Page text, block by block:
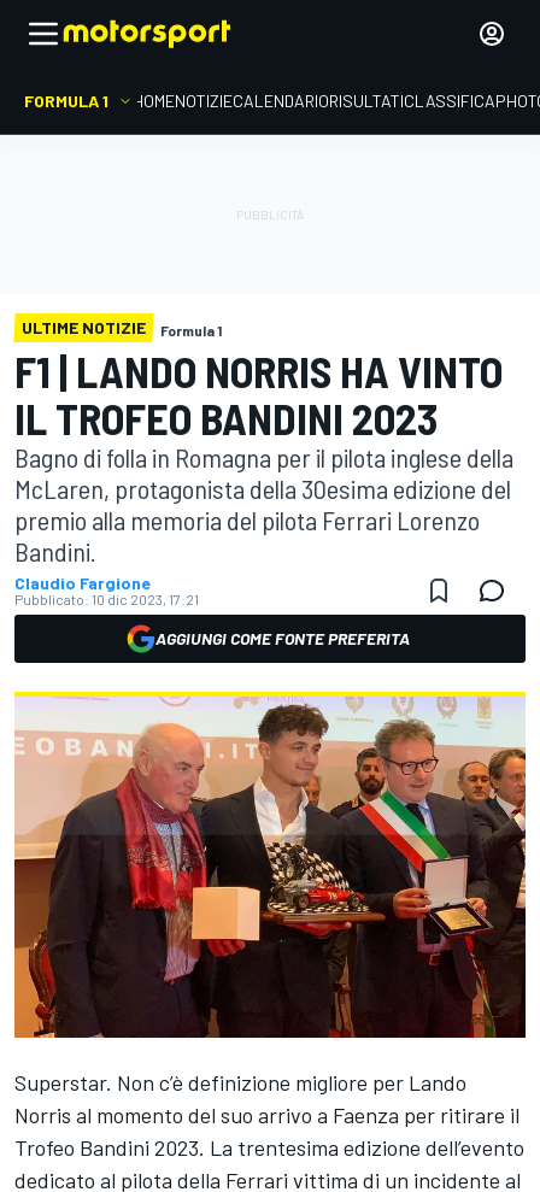
FORMULA 1 HOMENOTIZIECALENDARIORISULTATICLASSIFICA
ULTIME NOTIZIE Formula 1
F1 | LANDO NORRIS HA VINTO
IL TROFEO BANDINI 2023
Bagno di folla in Romagna per il pilota inglese della
McLaren, protagonista della 30esima edizione del
premio alla memoria del pilota Ferrari Lorenzo
Bandini.
Claudio Fargione
Pubblicato: 10 dic 2023, 17:21
AGGIUNGI COME FONTE PREFERITA
Superstar. Non c’è definizione migliore per Lando
Norris al momento del suo arrivo a Faenza per ritirare il
Trofeo Bandini 2023. La trentesima edizione dell’evento
dedicato al pilota della Ferrari vittima di un incidente al